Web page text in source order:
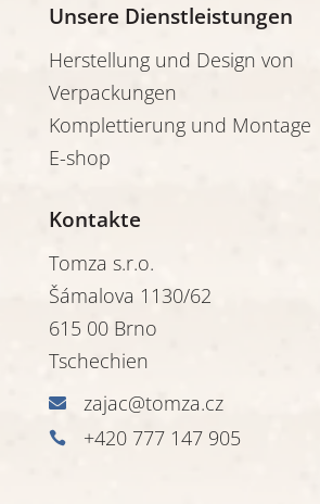
Unsere Dienstleistungen
Herstellung und Design von
Verpackungen
Komplettierung und Montage
E-shop
Kontakte
Tomza s.r.o.
Šámalova 1130/62
615 00 Brno
Tschechien
 zajac@tomza.cz
 +420 777 147 905